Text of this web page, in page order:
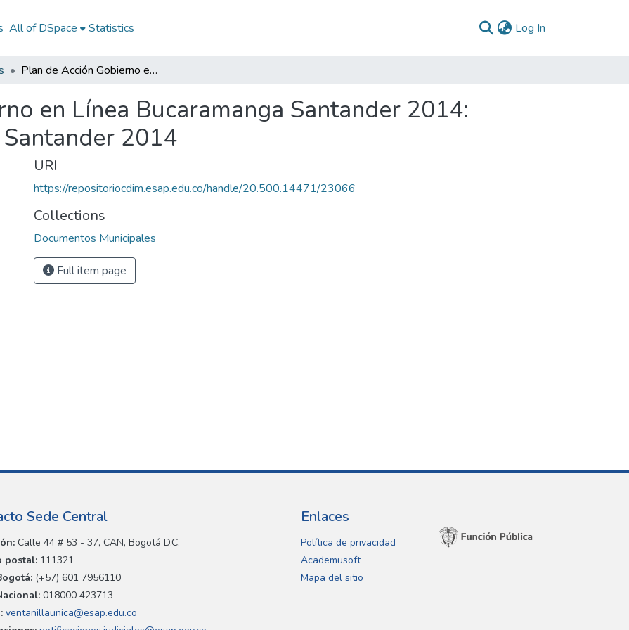
All of DSpace Statistics Log In
Plan de Acción Gobierno en Línea Bucaramanga Santander 2014: PAGEL Bucaramanga Santander 2014
en Línea Bucaramanga Santander 2014:
2014
URI
https://repositoriocdim.esap.edu.co/handle/20.500.14471/23066
Collections
Documentos Municipales
Full item page
Sede Central
Calle 44 # 53 - 37, CAN, Bogotá D.C.
postal: 111321
(+57) 601 7956110
018000 423713
ventanillaunica@esap.edu.co
Enlaces
Política de privacidad
Academusoft
Mapa del sitio